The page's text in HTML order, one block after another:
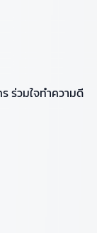
ร่วมใจทำความดี